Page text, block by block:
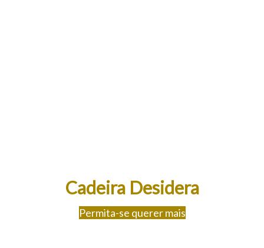
Cadeira Desidera
Permita-se querer mais